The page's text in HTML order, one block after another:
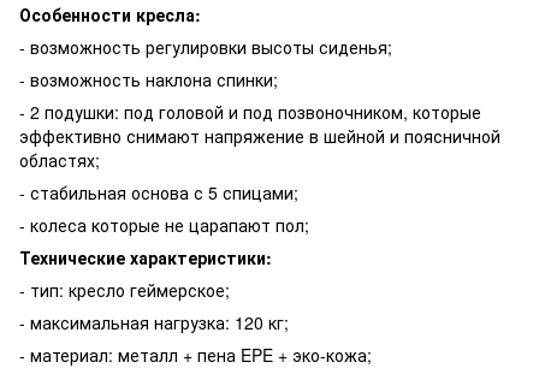
Особенности кресла:
- возможность регулировки высоты сиденья;
- возможность наклона спинки;
- 2 подушки: под головой и под позвоночником, которые
эффективно снимают напряжение в шейной и поясничной
областях;
- стабильная основа с 5 спицами;
- колеса которые не царапают пол;
Технические характеристики:
- тип: кресло геймерское;
- максимальная нагрузка: 120 кг;
- материал: металл + пена EPE + эко-кожа;